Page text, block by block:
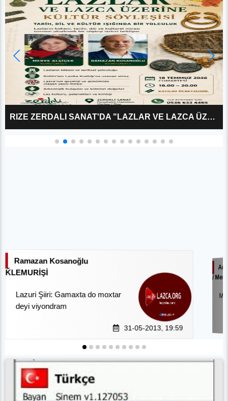
RIZE ZERDALI SANAT'DA "LAZLAR VE LAZCA ÜZERINE?" KÜLTÜR SÖYLEŞISI
Ramazan Kosanoğlu
ǨLEMURİŞİ
Lazuri Şiiri: Gamaxta do moxtar
deyi viyondram
31-05-2013, 19:59
/